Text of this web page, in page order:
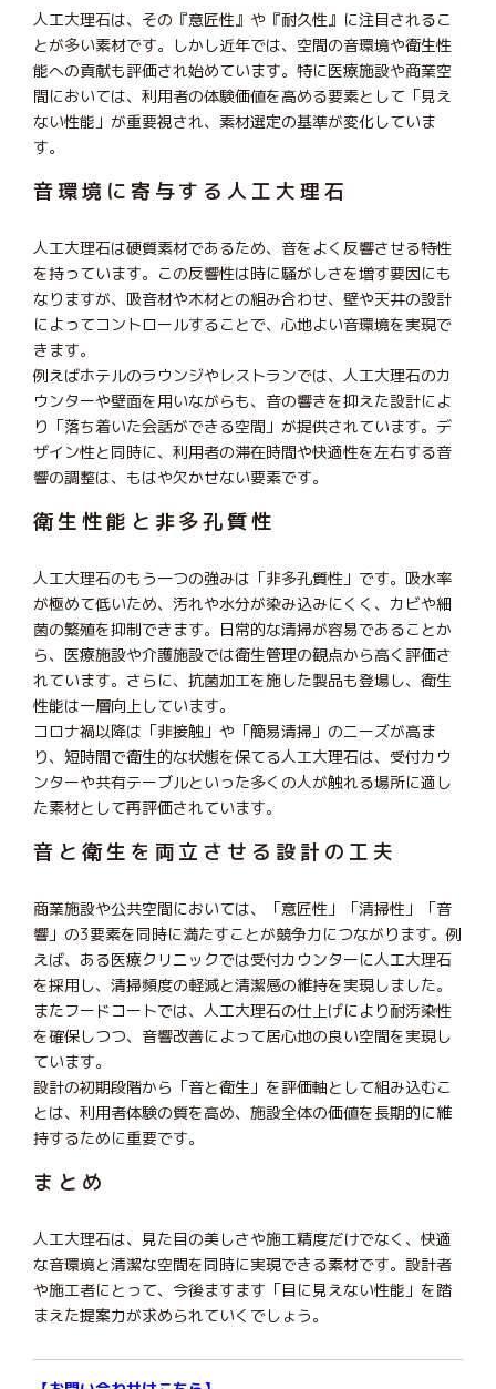
人工大理石は、その『意匠性』や『耐久性』に注目されるこ
とが多い素材です。しかし近年では、空間の音環境や衛生性
能への貢献も評価され始めています。特に医療施設や商業空
間においては、利用者の体験価値を高める要素として「見え
ない性能」が重要視され、素材選定の基準が変化していま
す。
音環境に寄与する人工大理石
人工大理石は硬質素材であるため、音をよく反響させる特性
を持っています。この反響性は時に騒がしさを増す要因にも
なりますが、吸音材や木材との組み合わせ、壁や天井の設計
によってコントロールすることで、心地よい音環境を実現で
きます。
例えばホテルのラウンジやレストランでは、人工大理石のカ
ウンターや壁面を用いながらも、音の響きを抑えた設計によ
り「落ち着いた会話ができる空間」が提供されています。デ
ザイン性と同時に、利用者の滞在時間や快適性を左右する音
響の調整は、もはや欠かせない要素です。
衛生性能と非多孔質性
人工大理石のもう一つの強みは「非多孔質性」です。吸水率
が極めて低いため、汚れや水分が染み込みにくく、カビや細
菌の繁殖を抑制できます。日常的な清掃が容易であることか
ら、医療施設や介護施設では衛生管理の観点から高く評価さ
れています。さらに、抗菌加工を施した製品も登場し、衛生
性能は一層向上しています。
コロナ禍以降は「非接触」や「簡易清掃」のニーズが高ま
り、短時間で衛生的な状態を保てる人工大理石は、受付カウ
ンターや共有テーブルといった多くの人が触れる場所に適し
た素材として再評価されています。
音と衛生を両立させる設計の工夫
商業施設や公共空間においては、「意匠性」「清掃性」「音
響」の3要素を同時に満たすことが競争力につながります。例
えば、ある医療クリニックでは受付カウンターに人工大理石
を採用し、清掃頻度の軽減と清潔感の維持を実現しました。
またフードコートでは、人工大理石の仕上げにより耐汚染性
を確保しつつ、音響改善によって居心地の良い空間を実現し
ています。
設計の初期段階から「音と衛生」を評価軸として組み込むこ
とは、利用者体験の質を高め、施設全体の価値を長期的に維
持するために重要です。
まとめ
人工大理石は、見た目の美しさや施工精度だけでなく、快適
な音環境と清潔な空間を同時に実現できる素材です。設計者
や施工者にとって、今後ますます「目に見えない性能」を踏
まえた提案力が求められていくでしょう。